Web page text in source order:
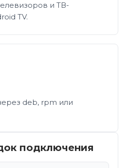
и ТВ-
TV.
deb, rpm или
подключения